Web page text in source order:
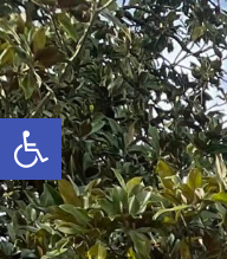
Ouvrir la barre d’outils
Aller
au
contenu